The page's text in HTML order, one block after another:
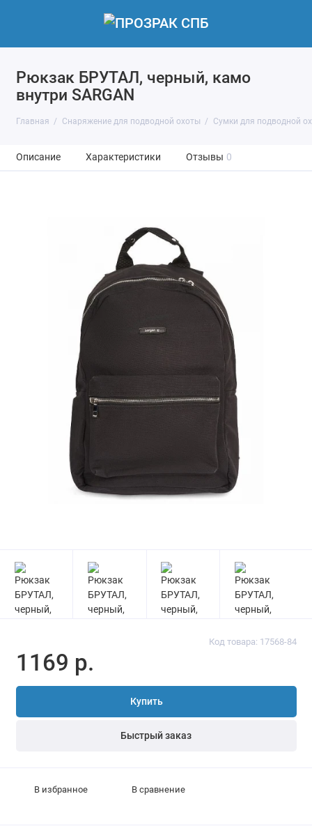
Рюкзак БРУТАЛ, черный, камо
внутри SARGAN
Главная Снаряжение для подводной охоты Сумки для подводной
Описание Характеристики Отзывы 0
Код товара: 17568-84
1169 р.
Купить
Быстрый заказ
В избранное В сравнение